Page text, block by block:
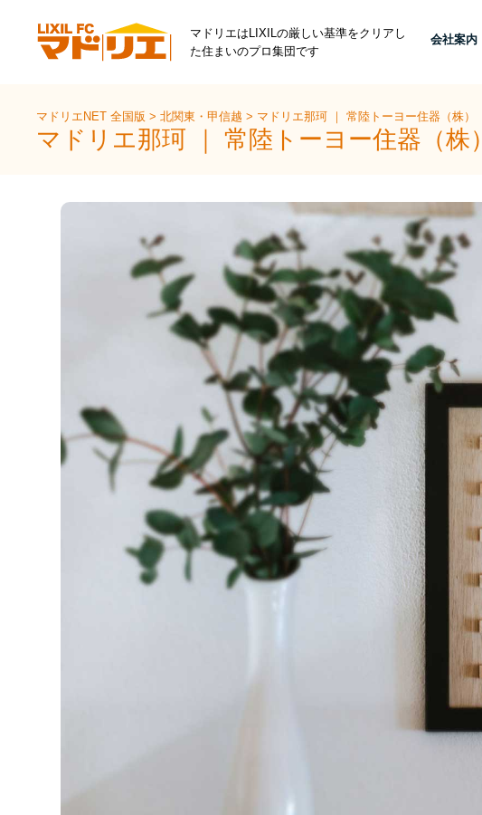
マドリエはLIXILの厳しい基準をクリアし
た住まいのプロ集団です
会社案内
マドリエNET 全国版>北関東・甲信越> マドリエ那珂 ｜ 常陸トーヨー住器（株）
マドリエ那珂 ｜ 常陸トーヨー住器（株）